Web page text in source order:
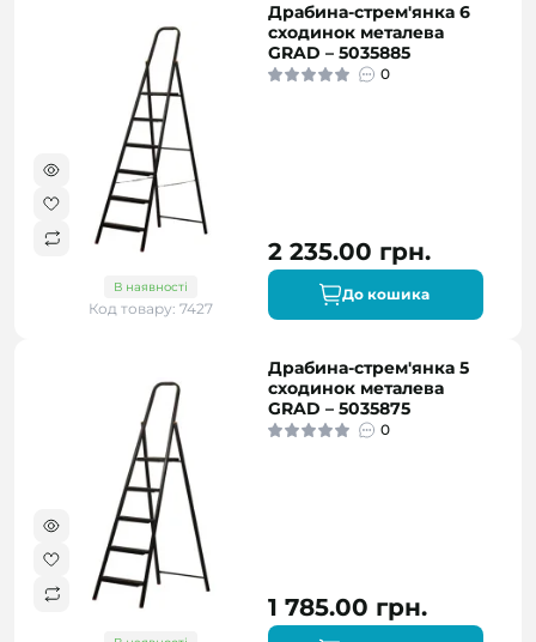
В наявності
Код товару: 7427
Драбина-стрем'янка 6
сходинок металева
GRAD – 5035885
0
2 235.00 грн.
До кошика
Драбина-стрем'янка 5
сходинок металева
GRAD – 5035875
0
1 785.00 грн.